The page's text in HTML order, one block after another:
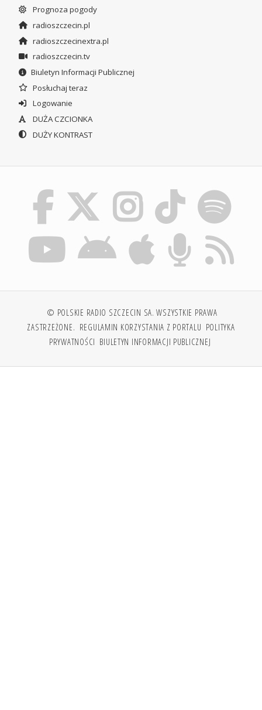
Prognoza pogody
radioszczecin.pl
radioszczecinextra.pl
radioszczecin.tv
Biuletyn Informacji Publicznej
Posłuchaj teraz
Logowanie
DUŻA CZCIONKA
DUŻY KONTRAST
© POLSKIE RADIO SZCZECIN SA. WSZYSTKIE PRAWA
ZASTRZEŻONE. REGULAMIN KORZYSTANIA Z PORTALU POLITYKA
PRYWATNOŚCI BIULETYN INFORMACJI PUBLICZNEJ